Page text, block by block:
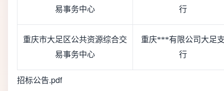
易事务中心
行
重庆市大足区公共资源综合交
易事务中心
重庆***有限公司大足
行
招标公告.pdf